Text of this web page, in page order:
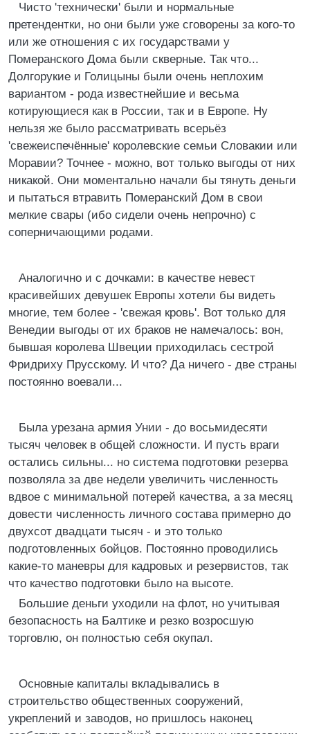
Чисто 'технически' были и нормальные
претендентки, но они были уже сговорены за кого-то
или же отношения с их государствами у
Померанского Дома были скверные. Так что...
Долгорукие и Голицыны были очень неплохим
вариантом - рода известнейшие и весьма
котирующиеся как в России, так и в Европе. Ну
нельзя же было рассматривать всерьёз
'свежеиспечённые' королевские семьи Словакии или
Моравии? Точнее - можно, вот только выгоды от них
никакой. Они моментально начали бы тянуть деньги
и пытаться втравить Померанский Дом в свои
мелкие свары (ибо сидели очень непрочно) с
соперничающими родами.
Аналогично и с дочками: в качестве невест
красивейших девушек Европы хотели бы видеть
многие, тем более - 'свежая кровь'. Вот только для
Венедии выгоды от их браков не намечалось: вон,
бывшая королева Швеции приходилась сестрой
Фридриху Прусскому. И что? Да ничего - две страны
постоянно воевали...
Была урезана армия Унии - до восьмидесяти
тысяч человек в общей сложности. И пусть враги
остались сильны... но система подготовки резерва
позволяла за две недели увеличить численность
вдвое с минимальной потерей качества, а за месяц
довести численность личного состава примерно до
двухсот двадцати тысяч - и это только
подготовленных бойцов. Постоянно проводились
какие-то маневры для кадровых и резервистов, так
что качество подготовки было на высоте.
Большие деньги уходили на флот, но учитывая
безопасность на Балтике и резко возросшую
торговлю, он полностью себя окупал.
Основные капиталы вкладывались в
строительство общественных сооружений,
укреплений и заводов, но пришлось наконец